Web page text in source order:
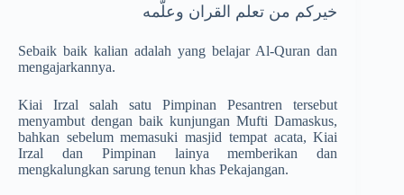
خيركم من تعلم القران وعلّمه
Sebaik baik kalian adalah yang belajar Al-Quran dan
mengajarkannya.
Kiai Irzal salah satu Pimpinan Pesantren tersebut
menyambut dengan baik kunjungan Mufti Damaskus,
bahkan sebelum memasuki masjid tempat acata, Kiai
Irzal dan Pimpinan lainya memberikan dan
mengkalungkan sarung tenun khas Pekajangan.